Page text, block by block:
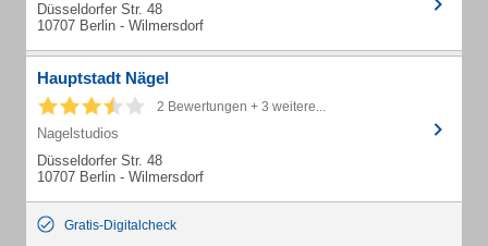
Düsseldorfer Str. 48
10707 Berlin - Wilmersdorf
Hauptstadt Nägel
2 Bewertungen + 3 weitere...
Nagelstudios
Düsseldorfer Str. 48
10707 Berlin - Wilmersdorf
Gratis-Digitalcheck